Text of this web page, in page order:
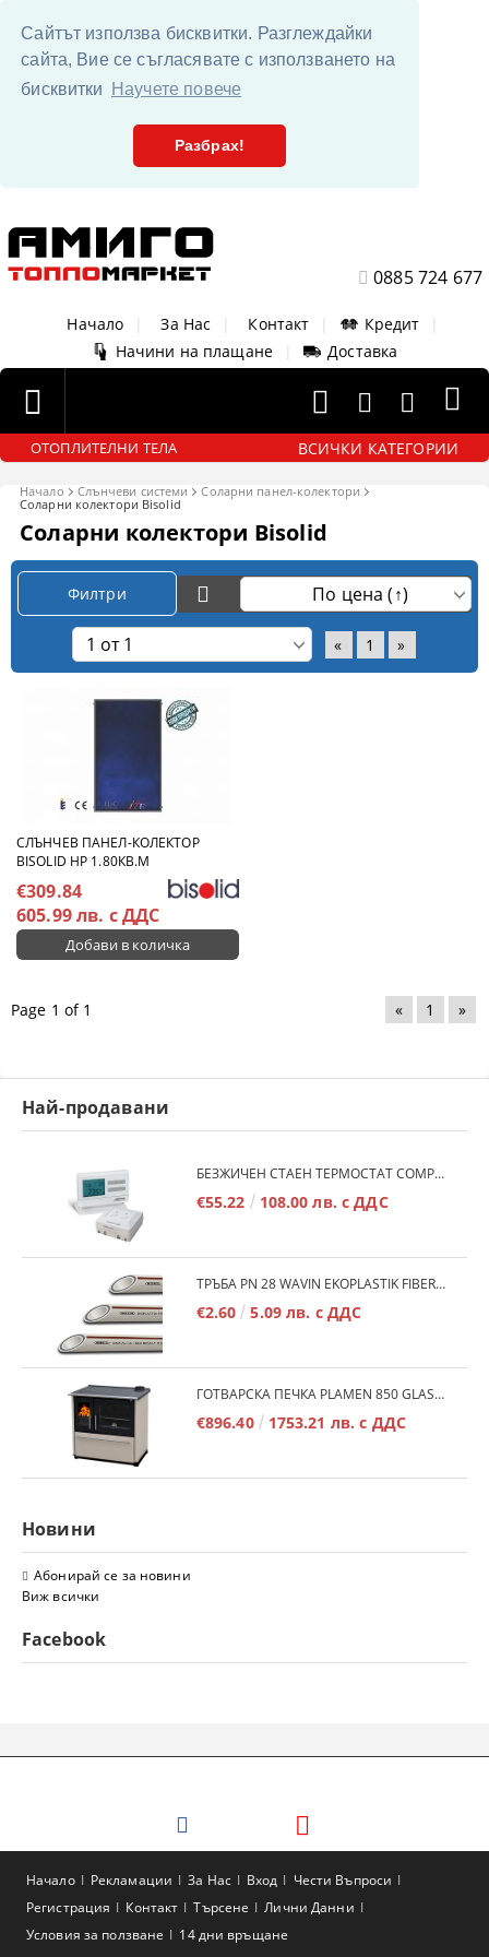
Сайтът използва бисквитки. Разглеждайки
сайта, Вие се съгласявате с използването на
бисквитки
Научете повече
Разбрах!
0885 724 677
Начало За Нас Контакт Кредит
Начини на плащане
Доставка
ОТОПЛИТЕЛНИ ТЕЛА ВСИЧКИ КАТЕГОРИИ
Начало Слънчеви системи
Соларни панел-колектори
Соларни колектори Bisolid
Соларни колектори Bisolid
Филтри
« 1 »
СЛЪНЧЕВ ПАНЕЛ-КОЛЕКТОР
BISOLID HP 1.80КВ.М
€309.84
605.99 лв. с ДДС
Page 1 of 1 « 1 »
Най-продавани
БЕЗЖИЧЕН СТАЕН ТЕРМОСТАТ COMPUTHERM Q7RF
€55.22 108.00 лв. с ДДС
ТРЪБА PN 28 WAVIN EKOPLASTIK FIBER BASALT PLUS - 3М/БР.
€2.60 5.09 лв. с ДДС
ГОТВАРСКА ПЕЧКА PLAMEN 850 GLAS 11KW
€896.40 1753.21 лв. с ДДС
Новини
Абонирай се за новини
Виж всички
Facebook
Начало Рекламации За Нас Вход
Чести Въпроси
Регистрация
Контакт Търсене
Лични Данни
Условия за ползване
14 дни връщане